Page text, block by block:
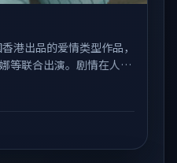
港出品的爱情类型作品，
等联合出演。剧情在人物
叙事张力与视听质感。适
产剧与院线佳片的观众收